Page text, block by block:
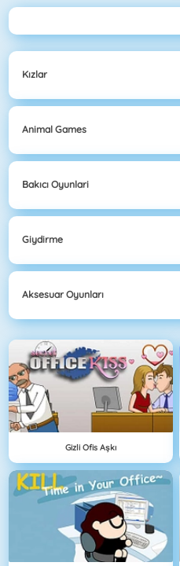
Kızlar
Animal Games
Bakıcı Oyunlari
Giydirme
Aksesuar Oyunları
Gizli Ofis Aşkı